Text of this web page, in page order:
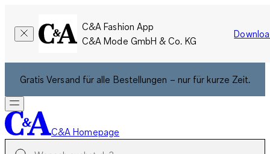
C&A Fashion App
C&A Mode GmbH & Co. KG
Gratis Versand für alle Bestellungen – nur für kurze Zeit.
C&A Homepage